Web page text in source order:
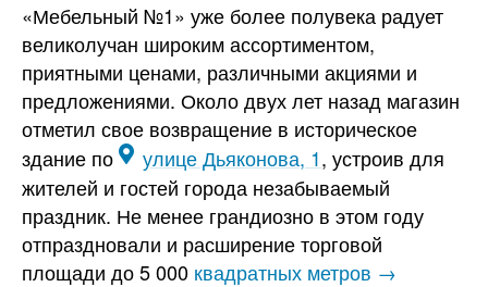
«Мебельный №1» уже более полувека радует
великолучан широким ассортиментом,
приятными ценами, различными акциями и
предложениями. Около двух лет назад магазин
отметил свое возвращение в историческое
здание по
улице Дьяконова, 1, устроив для
жителей и гостей города незабываемый
праздник. Не менее грандиозно в этом году
отпраздновали и расширение торговой
площади до 5 000 квадратных метров →